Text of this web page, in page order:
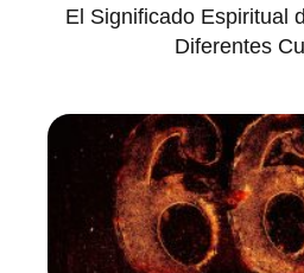
El Significado Espiritual
Diferentes